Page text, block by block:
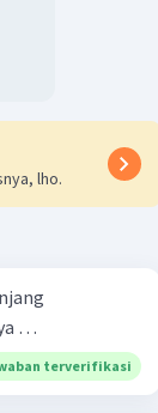
lho.
…
terverifikasi